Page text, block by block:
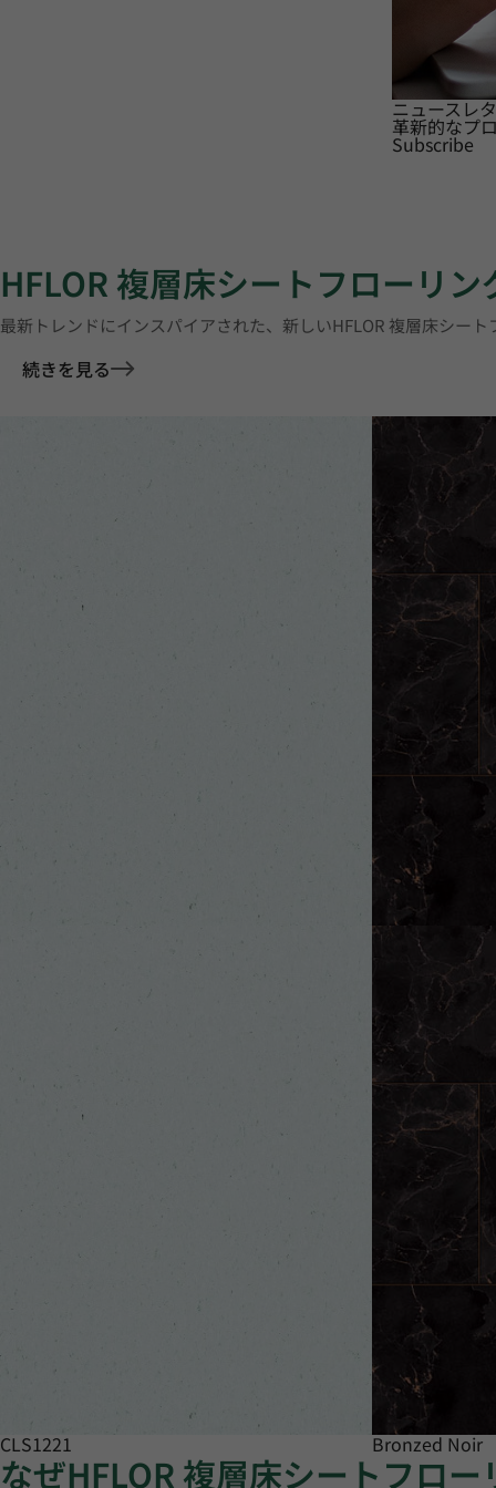
ニュースレ
革新的なプ
Subscribe
HFLOR 複層床シートフローリン
最新トレンドにインスパイアされた、新しいHFLOR 複層床シー
続きを見る
CLS1221 Bronzed Noir
なぜHFLOR 複層床シートフロ